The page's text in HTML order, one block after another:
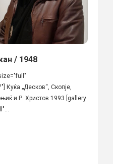
/ 1948
Куќа „Десков“, Скопје,
и Р. Христов 1993 [gallery